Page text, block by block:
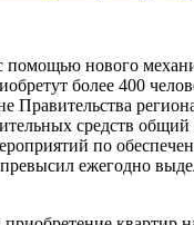
помощью нового
более 400
Правительства
средств общий
по
ежегодно